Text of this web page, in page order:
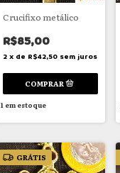
Crucifixo metálico
R$85,00
2 x de R$42,50 sem juros
1em estoque
GRÁTIS